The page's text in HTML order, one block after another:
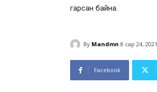
гарсан байна.
By Mandmn 8 сар 24, 2021
Facebook